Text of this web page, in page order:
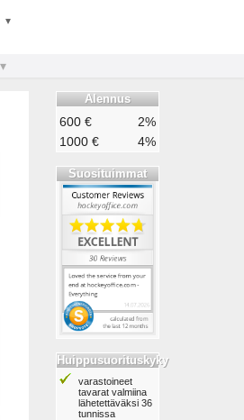
▾
Alennus
600 €
2%
1000 €
4%
Suosituimmat
Huippusuorituskyky
varastoineet
tavarat valmiina
lähetettäväksi 36
tunnissa